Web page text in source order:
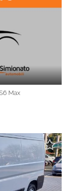
Max
testa •
• Cerchi in
•
• Cruise
d'emergenza
dei